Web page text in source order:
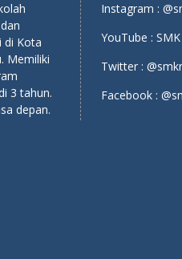
di Kota
Memiliki
3 tahun.
depan.
Instagram :
YouTube :
Twitter :
Facebook :